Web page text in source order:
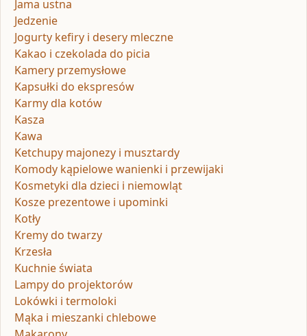
Jama ustna
Jedzenie
Jogurty kefiry i desery mleczne
Kakao i czekolada do picia
Kamery przemysłowe
Kapsułki do ekspresów
Karmy dla kotów
Kasza
Kawa
Ketchupy majonezy i musztardy
Komody kąpielowe wanienki i przewijaki
Kosmetyki dla dzieci i niemowląt
Kosze prezentowe i upominki
Kotły
Kremy do twarzy
Krzesła
Kuchnie świata
Lampy do projektorów
Lokówki i termoloki
Mąka i mieszanki chlebowe